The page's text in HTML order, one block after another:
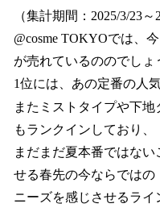
（集計期間：2025/3/23～
@cosme TOKYOでは、
が売れているののでしょ
1位には、あの定番の人
またミストタイプや下
もランクインしており、
まだまだ夏本番ではな
せる春先の今ならではの
ニーズを感じさせるライ